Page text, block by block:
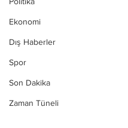
Ekonomi
Dış Haberler
Spor
Son Dakika
Zaman Tüneli